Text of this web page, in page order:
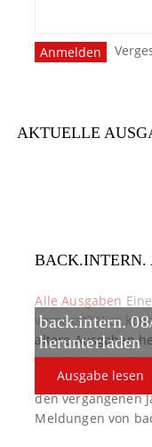
AKTUELLE
back.intern.
herunterladen
Ausgabe lesen
BACK.INTERN.
Alle Ausgaben
verpasst? Hier
ältere Ausgaben
back.intern. Top-
den vergangenen
Meldungen von